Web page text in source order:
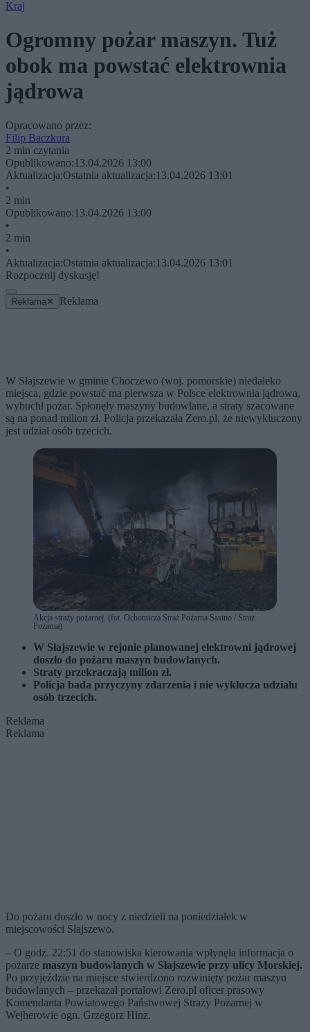
Kraj
Ogromny pożar maszyn. Tuż
obok ma powstać elektrownia
jądrowa
Opracowano przez:
Filip Baczkura
2 min czytania
Opublikowano:13.04.2026 13:00
Aktualizacja:Ostatnia aktualizacja:13.04.2026 13:01
•
2 min
Opublikowano:13.04.2026 13:00
•
2 min
•
Aktualizacja:Ostatnia aktualizacja:13.04.2026 13:01
Rozpocznij dyskusję!
Reklama ✕ Reklama
W Słajszewie w gminie Choczewo (woj. pomorskie) niedaleko
miejsca, gdzie powstać ma pierwsza w Polsce elektrownia jądrowa,
wybuchł pożar. Spłonęły maszyny budowlane, a straty szacowane
są na ponad milion zł. Policja przekazała Zero.pl, że niewykluczony
jest udział osób trzecich.
Akcja straży pożarnej. (fot. Ochotnicza Straż Pożarna Sasino / Straż
Pożarna)
W Słajszewie w rejonie planowanej elektrowni jądrowej
doszło do pożaru maszyn budowlanych.
Straty przekraczają milion zł.
Policja bada przyczyny zdarzenia i nie wyklucza udziału
osób trzecich.
Reklama
Reklama
Do pożaru doszło w nocy z niedzieli na poniedziałek w
miejscowości Słajszewo.
– O godz. 22:51 do stanowiska kierowania wpłynęła informacja o
pożarze maszyn budowlanych w Słajszewie przy ulicy Morskiej.
Po przyjeździe na miejsce stwierdzono rozwinięty pożar maszyn
budowlanych – przekazał portalowi Zero.pl oficer prasowy
Komendanta Powiatowego Państwowej Straży Pożarnej w
Wejherowie ogn. Grzegorz Hinz.